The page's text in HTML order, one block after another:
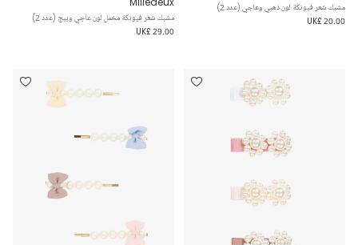
مشبك شعر فيونكة لون ذهبي وعاجي (عدد 2)
UK£ 20.00
مشبك شعر فيونكة مخمل لون عاجي وبيج (عدد 2)
UK£ 29.00